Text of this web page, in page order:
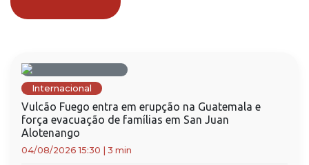
Internacional
Vulcão Fuego entra em erupção na Guatemala e
força evacuação de famílias em San Juan
Alotenango
04/08/2026 15:30 3 min